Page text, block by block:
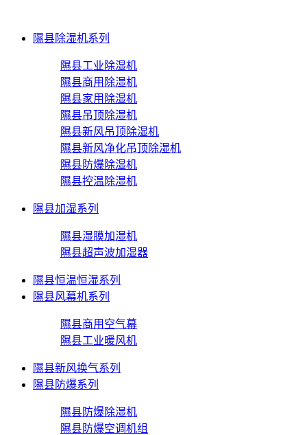
隰县除湿机系列
隰县工业除湿机
隰县商用除湿机
隰县家用除湿机
隰县吊顶除湿机
隰县新风吊顶除湿机
隰县新风净化吊顶除湿机
隰县防爆除湿机
隰县控温除湿机
隰县加湿系列
隰县湿膜加湿机
隰县超声波加湿器
隰县恒温恒湿系列
隰县风幕机系列
隰县商用空气幕
隰县工业暖风机
隰县新风换气系列
隰县防爆系列
隰县防爆除湿机
隰县防爆空调机组